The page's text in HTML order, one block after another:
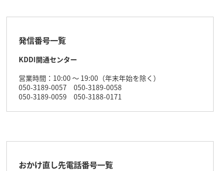
発信番号一覧
KDDI開通センター
営業時間：10:00 ～ 19:00（年末年始を除く）
050-3189-0057 050-3189-0058
050-3189-0059 050-3188-0171
おかけ直し先電話番号一覧